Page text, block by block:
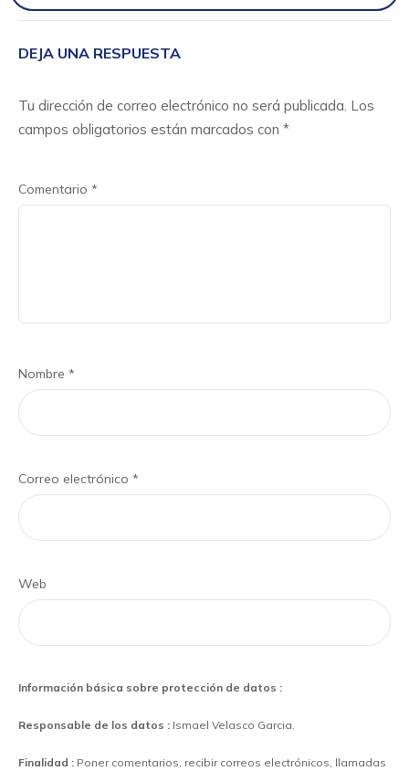
DEJA UNA RESPUESTA
Tu dirección de correo electrónico no será publicada. Los
campos obligatorios están marcados con *
Comentario *
Nombre *
Correo electrónico *
Web
Información básica sobre protección de datos :
Responsable de los datos : Ismael Velasco Garcia.
Finalidad : Poner comentarios, recibir correos electrónicos, llamadas